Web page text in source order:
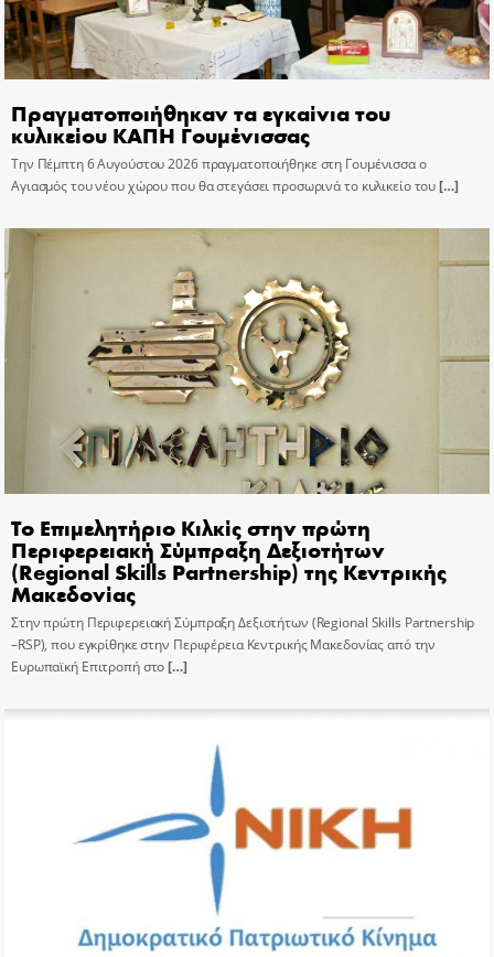
Πραγματοποιήθηκαν τα εγκαίνια του
κυλικείου ΚΑΠΗ Γουμένισσας
Την Πέμπτη 6 Αυγούστου 2026 πραγματοποιήθηκε στη Γουμένισσα ο
Αγιασμός του νέου χώρου που θα στεγάσει προσωρινά το κυλικείο του[…]
Το Επιμελητήριο Κιλκίς στην πρώτη
Περιφερειακή Σύμπραξη Δεξιοτήτων
(Regional Skills Partnership) της Κεντρικής
Μακεδονίας
Στην πρώτη Περιφερειακή Σύμπραξη Δεξιοτήτων (Regional Skills Partnership
–RSP), που εγκρίθηκε στην Περιφέρεια Κεντρικής Μακεδονίας από την
Ευρωπαϊκή Επιτροπή στο[…]